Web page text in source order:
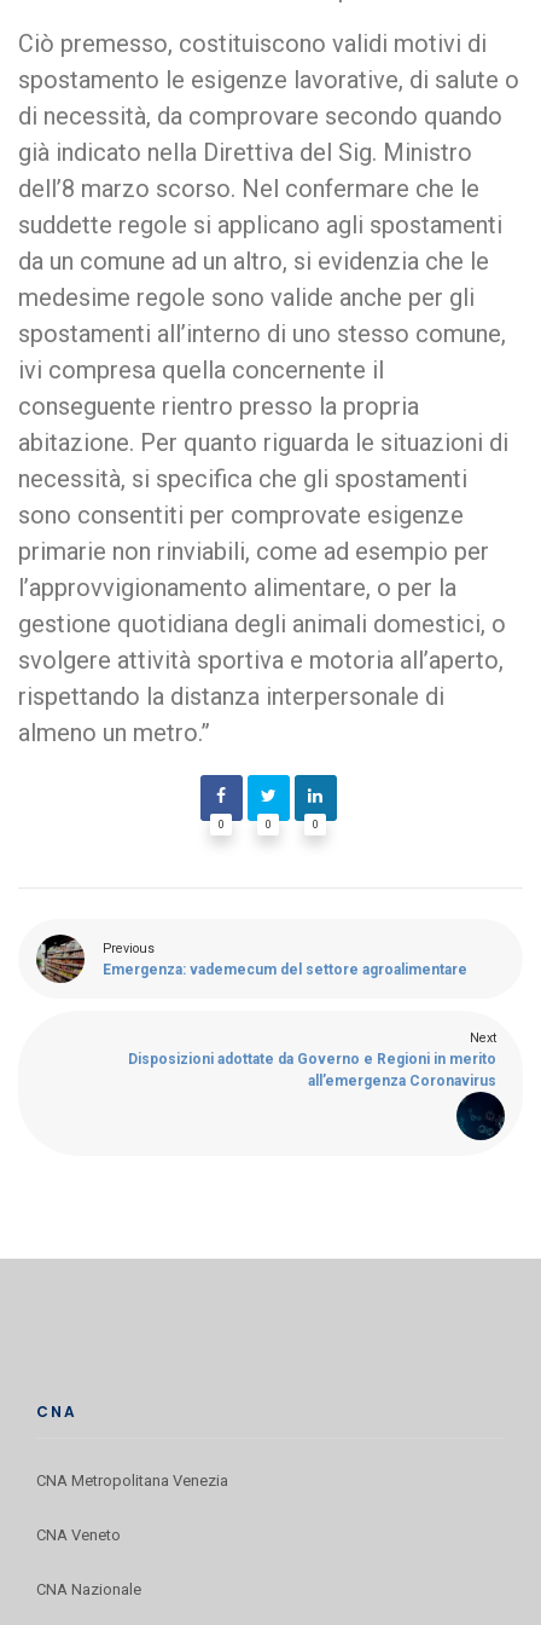
Ciò premesso, costituiscono validi motivi di
spostamento le esigenze lavorative, di salute o
di necessità, da comprovare secondo quando
già indicato nella Direttiva del Sig. Ministro
dell’8 marzo scorso. Nel confermare che le
suddette regole si applicano agli spostamenti
da un comune ad un altro, si evidenzia che le
medesime regole sono valide anche per gli
spostamenti all’interno di uno stesso comune,
ivi compresa quella concernente il
conseguente rientro presso la propria
abitazione. Per quanto riguarda le situazioni di
necessità, si specifica che gli spostamenti
sono consentiti per comprovate esigenze
primarie non rinviabili, come ad esempio per
l’approvvigionamento alimentare, o per la
gestione quotidiana degli animali domestici, o
svolgere attività sportiva e motoria all’aperto,
rispettando la distanza interpersonale di
almeno un metro.”
0 0 0
Previous
Emergenza: vademecum del settore agroalimentare
Next
Disposizioni adottate da Governo e Regioni in merito
all’emergenza Coronavirus
CNA
CNA Metropolitana Venezia
CNA Veneto
CNA Nazionale